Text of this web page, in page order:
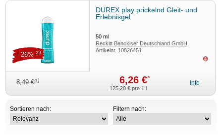
DUREX play prickelnd Gleit- und
Erlebnisgel
50ml
Reckitt Benckiser Deutschland GmbH
Artikelnr. 10826451
8,49 €4) 6,26 €*
- 26% 2)
125,20 € pro 1 l
Info
Sortieren nach: Filtern nach: